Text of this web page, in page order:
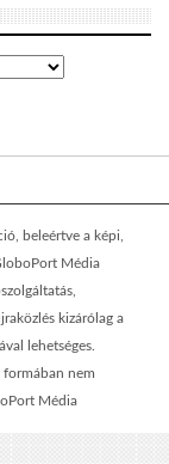
beleértve a képi,
Média
kizárólag a
lehetséges.
formában nem
Média